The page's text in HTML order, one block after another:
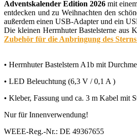
Adventskalender Edition 2026mit
entdecken und zu Weihnachten den
außerdem einen USB-Adapter und ein
Die kleinen Herrnhuter Bastelsterne aus
Zubehör für die Anbringung des
• Herrnhuter Bastelstern A1b mit
• LED Beleuchtung (6,3 V / 0,1 A )
• Kleber, Fassung und ca. 3 m Kabel mit
Nur für Innenverwendung!
WEEE-Reg.-Nr.: DE 49367655